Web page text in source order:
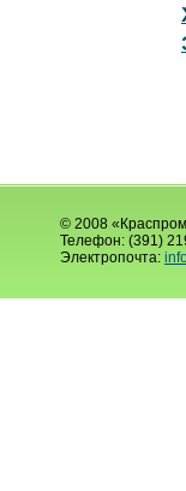
© 2008
Телефон: (391)
Электропочта: